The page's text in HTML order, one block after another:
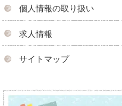
個人情報の取り扱い
求人情報
サイトマップ